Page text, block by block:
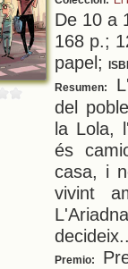
De 10 a
168 p.;
papel;
Resumen:
del
la Lola,
és
casa, i
vivint
decideix
Premio: